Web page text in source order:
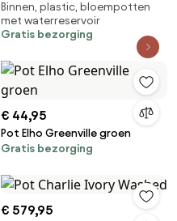
inclusief zelfwaterende pot Joy
M - 200cm
Binnen, plastic, bloempotten
met waterreservoir
Gratis bezorging
€ 44,95
Pot Elho Greenville groen
Gratis bezorging
€ 579,95